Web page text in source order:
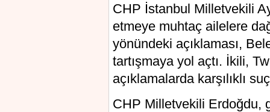
CHP İstanbul Milletvekili
etmeye muhtaç ailelere
yönündeki açıklaması,
tartışmaya yol açtı. İkili,
açıklamalarda karşılıklı
CHP Milletvekili Erdoğdu,